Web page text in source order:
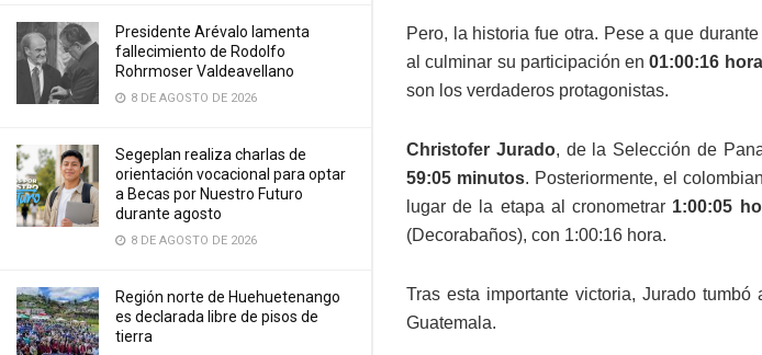
Presidente Arévalo lamenta
fallecimiento de Rodolfo
Rohrmoser Valdeavellano
8 DE AGOSTO DE 2026
Segeplan realiza charlas de
orientación vocacional para optar
a Becas por Nuestro Futuro
durante agosto
8 DE AGOSTO DE 2026
Región norte de Huehuetenango
es declarada libre de pisos de
tierra
Pero, la historia fue otra. Pese a que
al culminar su participación en01:00:16
son los verdaderos protagonistas.
Christofer Jurado, de la Selección de
59:05 minutos. Posteriormente, el
lugar de la etapa al cronometrar 1:00:05
(Decorabaños), con 1:00:16 hora.
Tras esta importante victoria, Jurado
Guatemala.